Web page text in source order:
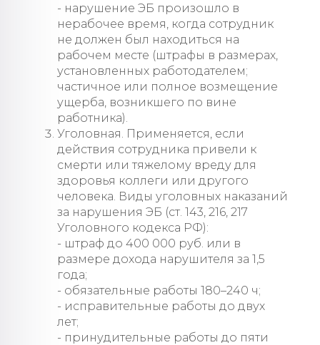
- нарушение ЭБ произошло в
нерабочее время, когда сотрудник
не должен был находиться на
рабочем месте (штрафы в размерах,
установленных работодателем;
частичное или полное возмещение
ущерба, возникшего по вине
работника).
Уголовная. Применяется, если
действия сотрудника привели к
смерти или тяжелому вреду для
здоровья коллеги или другого
человека. Виды уголовных наказаний
за нарушения ЭБ (ст. 143, 216, 217
Уголовного кодекса РФ):
- штраф до 400 000 руб. или в
размере дохода нарушителя за 1,5
года;
- обязательные работы 180–240 ч;
- исправительные работы до двух
лет;
- принудительные работы до пяти